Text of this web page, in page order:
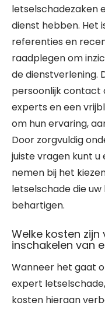
letselschadezaken
dienst hebben. Het
referenties en
raadplegen om
de dienstverlening.
persoonlijk
experts en een
om hun ervaring,
Door zorgvuldig
juiste vragen kunt u
nemen bij het
letselschade die
behartigen.
Welke kosten
inschakelen van
Wanneer het gaat
expert
kosten hieraan